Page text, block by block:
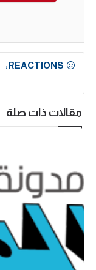
REACTIONS:
مقالات ذات صلة